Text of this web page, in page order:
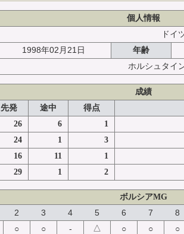
個人情報
ドイ
1998年02月21日
年齢
ホルシュタイ
成績
先発 途中
得点
26 6
1
24 1
3
16 11
1
29 1 2
ボルシアMG
2 3 4 5 6 7 8
○ ○ - △ ○ ○ ○